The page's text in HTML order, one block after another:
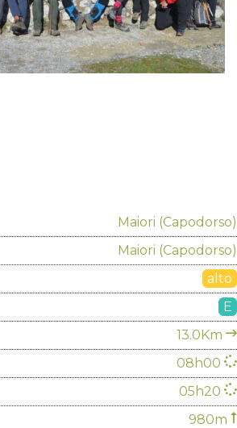
Maiori (Capodorso)
Maiori (Capodorso)
alto
E
13.0Km
08h00
05h20
980m